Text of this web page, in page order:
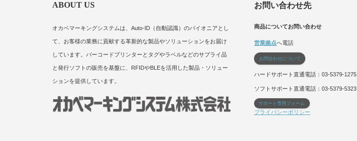
ABOUT US
オカベマーキングシステムは、Auto-ID（自動認識）のパイオニアとし
て、お客様の業務に貢献する革新的な製品やソリューションをお届け
しています。バーコードプリンターとタグやラベルなどのサプライ品
と発行ソフトの販売を基盤に、RFIDやBLEを活用した製品・ソリュー
ションを提供しています。
お問い合わせ先
商品についてお問い合わせ
営業拠点へ電話
お問合わせについて
ハードサポート直通電話：03-5379-1275
ソフトサポート直通電話：03-5379-5323
サポート専用フォーム
プライバシーポリシー